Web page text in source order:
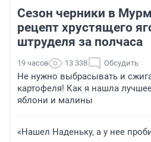
Сезон черники в
рецепт хрустящего
штруделя за полчаса
19 часов 13 338 Обсудить
Не нужно выбрасывать и
картофеля! Как я нашла
яблони и малины
«Нашел Наденьку, а у нее